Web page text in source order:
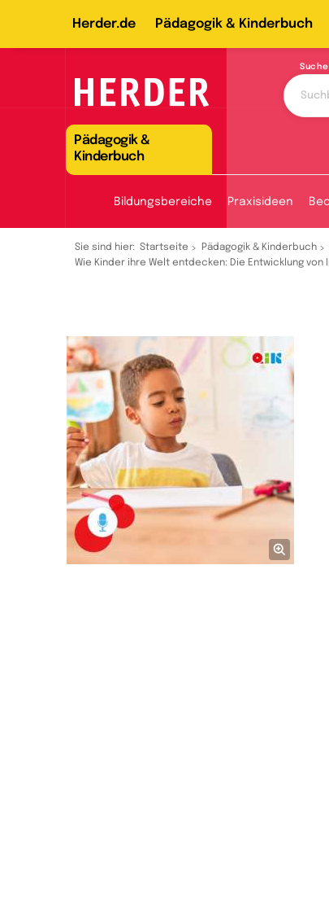
Herder.de Pädagogik & Kinderbuch
Suche
Pädagogik &
Kinderbuch
Bildungsbereiche Praxisideen
Sie sind hier: Startseite Pädagogik & Kinderbuch
Wie Kinder ihre Welt entdecken: Die Entwicklung